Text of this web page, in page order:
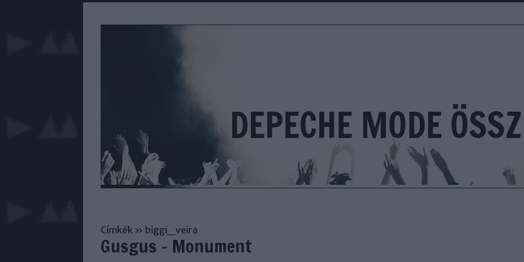
DEPECHE MODE
Címkék » biggi_veira
Gusgus - Monument